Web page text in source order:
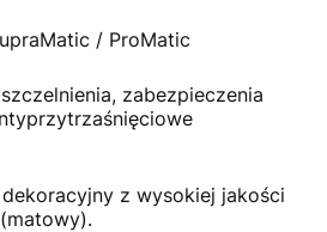
/ ProMatic
zabezpieczenia
z wysokiej jakości